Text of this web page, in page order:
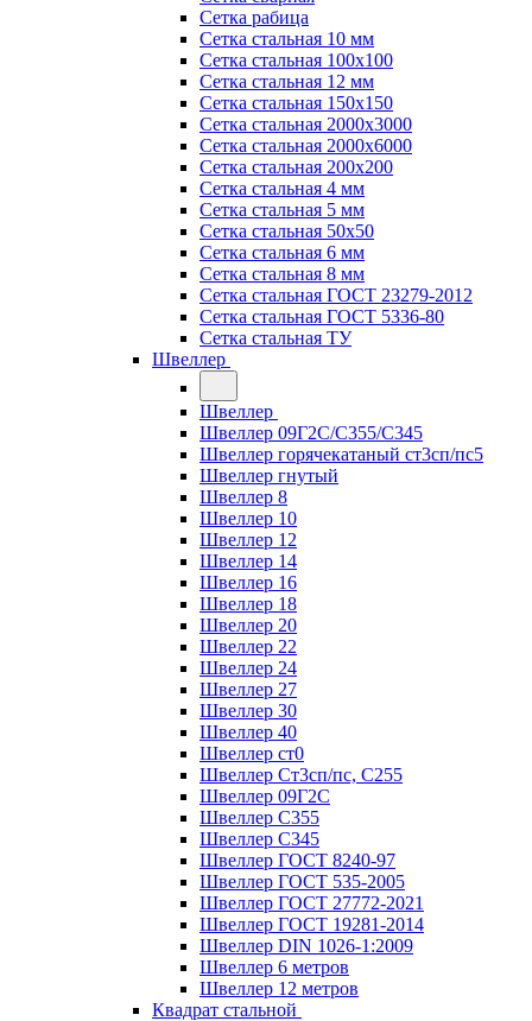
Сетка рабица
Сетка стальная 10 мм
Сетка стальная 100х100
Сетка стальная 12 мм
Сетка стальная 150х150
Сетка стальная 2000х3000
Сетка стальная 2000х6000
Сетка стальная 200х200
Сетка стальная 4 мм
Сетка стальная 5 мм
Сетка стальная 50х50
Сетка стальная 6 мм
Сетка стальная 8 мм
Сетка стальная ГОСТ 23279-2012
Сетка стальная ГОСТ 5336-80
Сетка стальная ТУ
Швеллер
Швеллер
Швеллер 09Г2С/С355/С345
Швеллер горячекатаный ст3сп/пс5
Швеллер гнутый
Швеллер 8
Швеллер 10
Швеллер 12
Швеллер 14
Швеллер 16
Швеллер 18
Швеллер 20
Швеллер 22
Швеллер 24
Швеллер 27
Швеллер 30
Швеллер 40
Швеллер ст0
Швеллер Ст3сп/пс, С255
Швеллер 09Г2С
Швеллер С355
Швеллер С345
Швеллер ГОСТ 8240-97
Швеллер ГОСТ 535-2005
Швеллер ГОСТ 27772-2021
Швеллер ГОСТ 19281-2014
Швеллер DIN 1026-1:2009
Швеллер 6 метров
Швеллер 12 метров
Квадрат стальной